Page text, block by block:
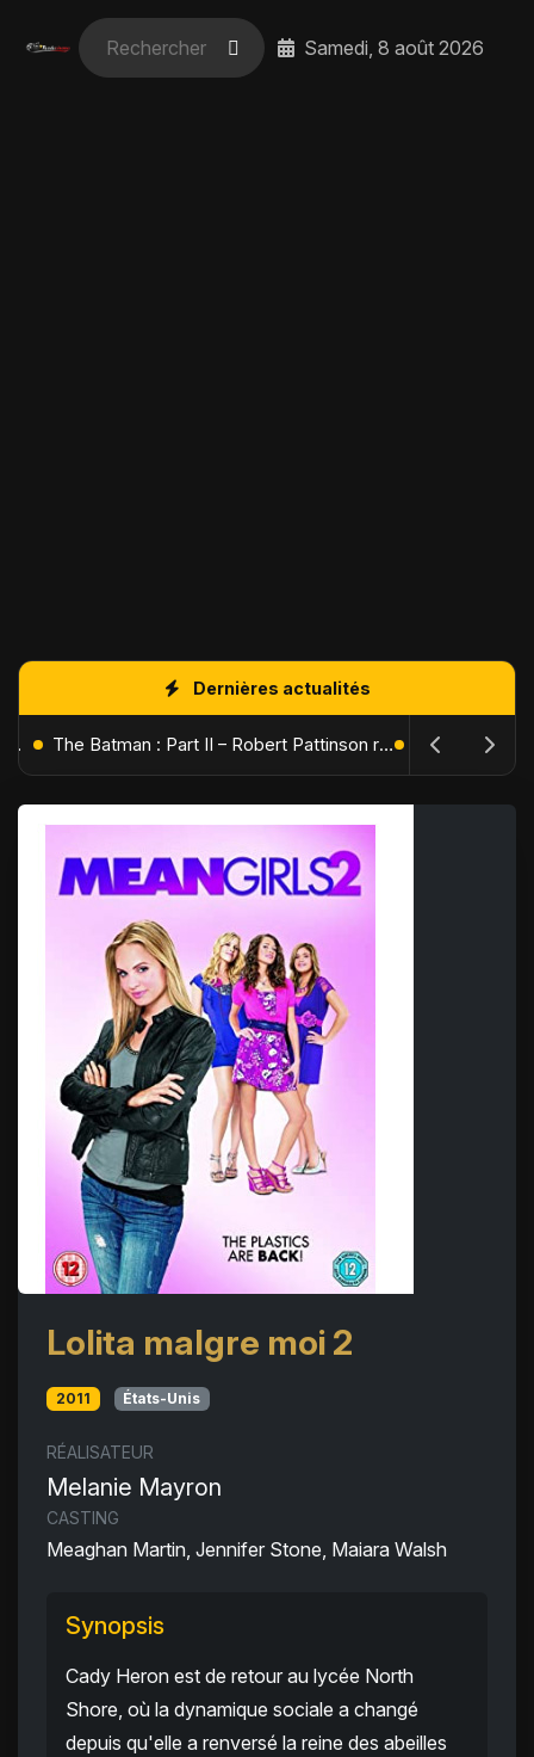
Samedi, 8 août 2026
Dernières actualités
L'Âge de Glace : Le Réveil du Volcan – Manny, Sid et Diego de retour pour une aventure explosive The Batman : Part II – Robert Pattinson replonge dans les ténèbres de Gotham dès octobre 2027
Lolita malgre moi 2
2011 États-Unis
RÉALISATEUR
Melanie Mayron
CASTING
Meaghan Martin, Jennifer Stone, Maiara Walsh
Synopsis
Cady Heron est de retour au lycée North
Shore, où la dynamique sociale a changé
depuis qu'elle a renversé la reine des abeilles